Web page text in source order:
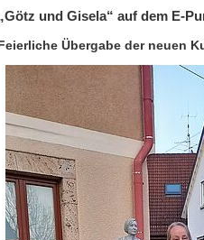
und Gisela“ auf dem E-
Übergabe der neuen